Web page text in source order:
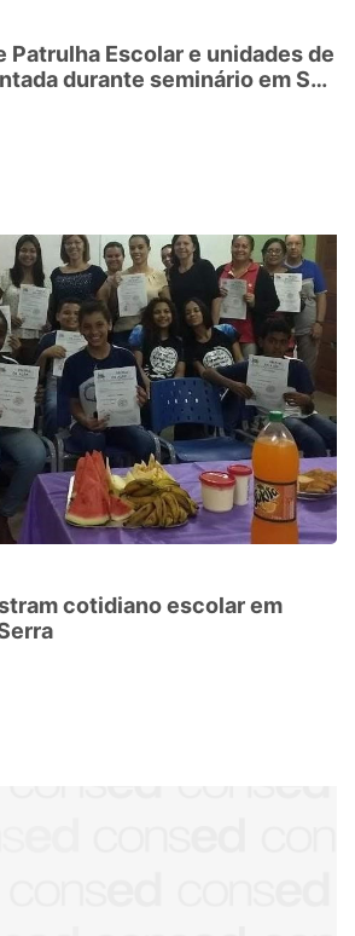
Patrulha Escolar e unidades de
durante seminário em São
cotidiano escolar em